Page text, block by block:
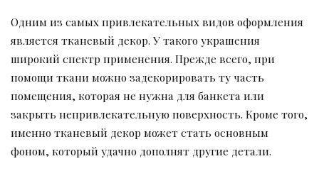
Одним из самых привлекательных видов оформления
является тканевый декор. У такого украшения
широкий спектр применения. Прежде всего, при
помощи ткани можно задекорировать ту часть
помещения, которая не нужна для банкета или
закрыть непривлекательную поверхность. Кроме того,
именно тканевый декор может стать основным
фоном, который удачно дополнят другие детали.